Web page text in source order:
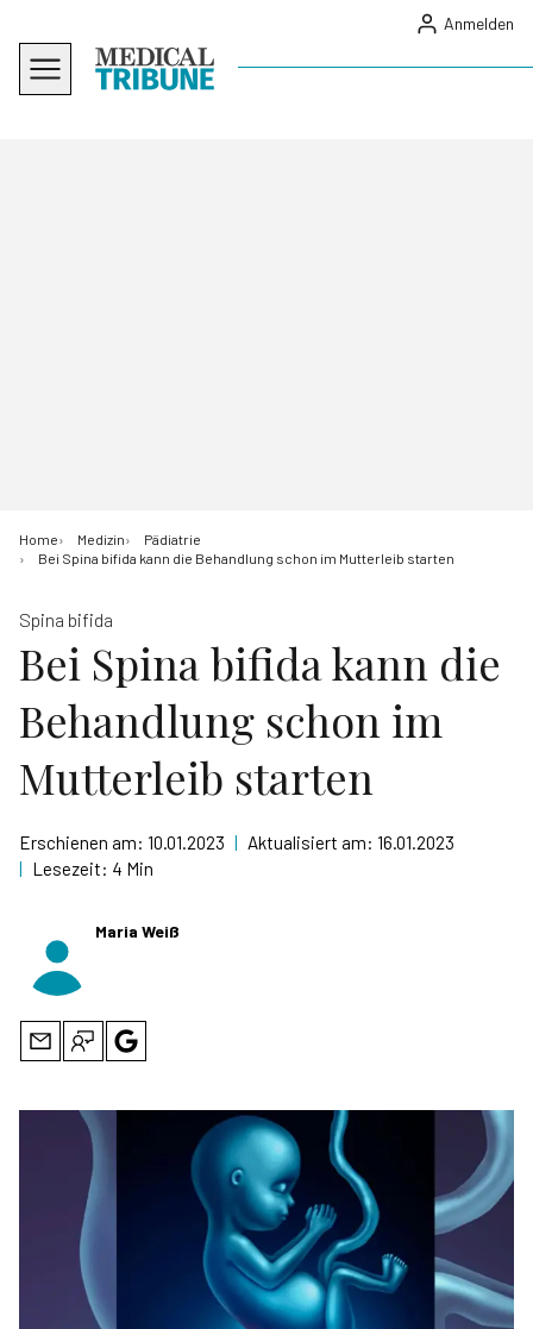
Anmelden
Home Medizin
Pädiatrie
Bei Spina bifida kann die Behandlung schon im Mutterleib starten
Spina bifida
Bei Spina bifida kann die
Behandlung schon im
Mutterleib starten
Erschienen am: 10.01.2023 | Aktualisiert am: 16.01.2023
| Lesezeit: 4 Min
Maria Weiß